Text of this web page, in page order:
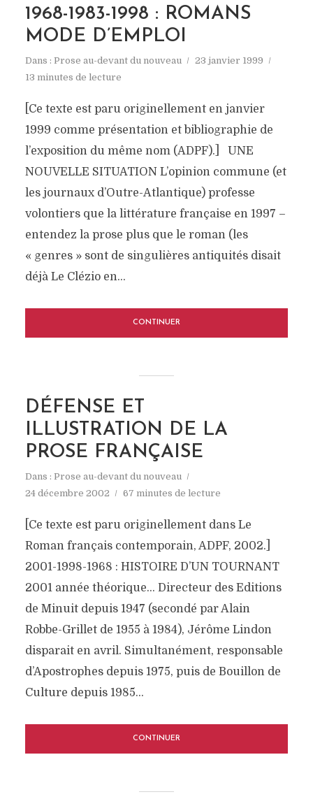
1968-1983-1998 : ROMANS
MODE D’EMPLOI
Dans : Prose au-devant du nouveau
23 janvier 1999
13 minutes de lecture
[Ce texte est paru originellement en janvier
1999 comme présentation et bibliographie de
l’exposition du même nom (ADPF).] UNE
NOUVELLE SITUATION L’opinion commune (et
les journaux d’Outre-Atlantique) professe
volontiers que la littérature française en 1997 –
entendez la prose plus que le roman (les
« genres » sont de singulières antiquités disait
déjà Le Clézio en...
CONTINUER
DÉFENSE ET
ILLUSTRATION DE LA
PROSE FRANÇAISE
Dans : Prose au-devant du nouveau
24 décembre 2002
67 minutes de lecture
[Ce texte est paru originellement dans Le
Roman français contemporain, ADPF, 2002.]
2001-1998-1968 : HISTOIRE D’UN TOURNANT
2001 année théorique… Directeur des Editions
de Minuit depuis 1947 (secondé par Alain
Robbe-Grillet de 1955 à 1984), Jérôme Lindon
disparait en avril. Simultanément, responsable
d’Apostrophes depuis 1975, puis de Bouillon de
Culture depuis 1985...
CONTINUER